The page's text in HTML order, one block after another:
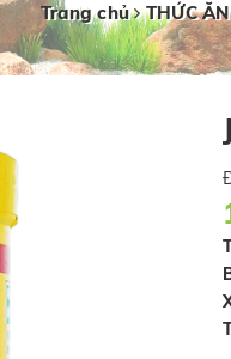
Trang chủ THỨC ĂN